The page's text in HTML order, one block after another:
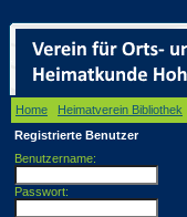
Home Heimatverein Bibliothek
Registrierte Benutzer
Benutzername:
Passwort: